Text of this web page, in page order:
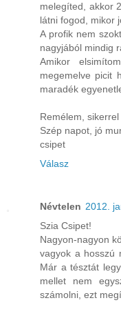
melegíted, akkor
látni fogod, mikor
A profik nem
nagyjából mindig
Amikor
megemelve picit
maradék
Remélem,
Szép napot, jó
csipet
Válasz
Névtelen 2012.
Szia Csipet!
Nagyon-nagyon
vagyok a hosszú
Már a tésztát
mellet nem
számolni, ezt